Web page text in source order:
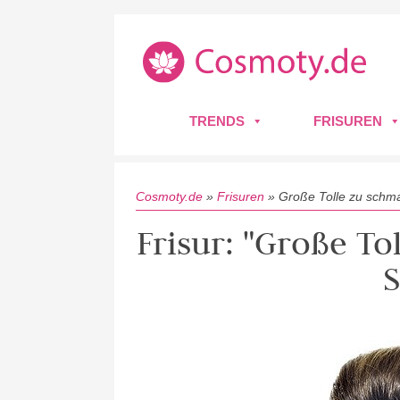
TRENDS FRISUREN
Cosmoty.de » Frisuren » Große Tolle zu
Frisur: "Große